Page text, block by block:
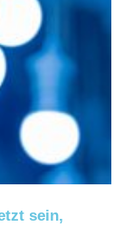
sein,